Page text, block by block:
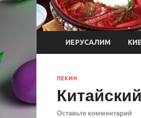
ИЕРУСАЛИМ
ПЕКИН
Оставьте комментарий